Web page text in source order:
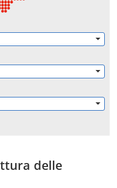
delle